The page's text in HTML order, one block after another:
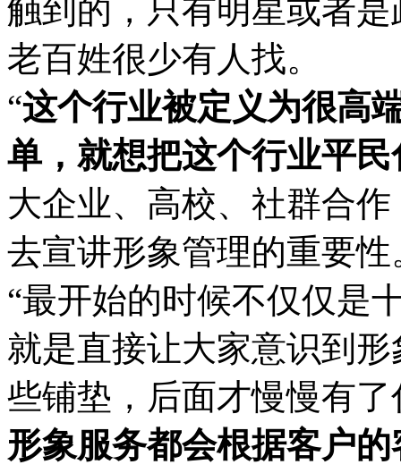
触到的，只有明星或者
老百姓很少有人找。
“这个行业被定义为很高
单，就想把这个行业平民
大企业、高校、社群合
去宣讲形象管理的重要性
“最开始的时候不仅仅是
就是直接让大家意识到
些铺垫，后面才慢慢有了
形象服务都会根据客户